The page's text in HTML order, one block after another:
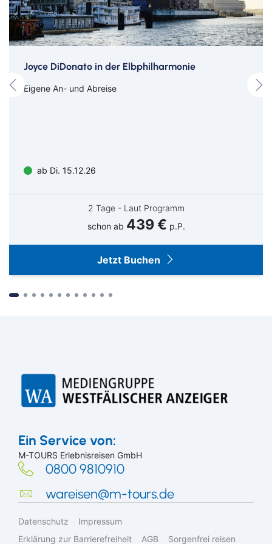
Suchen & Buchen
Bus
Entfernungen
oder 12-15 Min mit dem ÖPNV
Veranstaltungshinweise
Joyce DiDonato in der Elbphilharmonie
Eigene An- und Abreise
ab Di. 15.12.26
2 Tage - Laut Programm
schon ab 439 € p.P.
Jetzt Buchen
Ein Service von:
M-TOURS Erlebnisreisen GmbH
0800 9810910
wareisen@m-tours.de
Datenschutz
Impressum
Erklärung zur Barrierefreiheit
AGB Sorgenfrei reisen